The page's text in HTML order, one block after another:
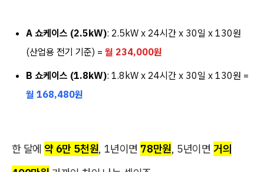
A 쇼케이스 (2.5kW): 2.5kW x 24시간 x 30일 x 130원
(산업용 전기 기준) = 월 234,000원
B 쇼케이스 (1.8kW): 1.8kW x 24시간 x 30일 x 130원 =
월 168,480원
한 달에 약 6만 5천원, 1년이면 78만원, 5년이면 거의